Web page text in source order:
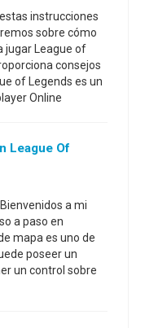
instrucciones
sobre cómo
jugar League of
consejos
of Legends es un
Online
League Of
a mi
a paso en
mapa es uno de
poseer un
un control sobre